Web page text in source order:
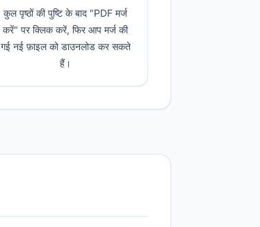
कुल पृष्ठों की पुष्टि के बाद "PDF मर्ज
करें" पर क्लिक करें, फिर आप मर्ज की
गई नई फ़ाइल को डाउनलोड कर सकते
हैं।